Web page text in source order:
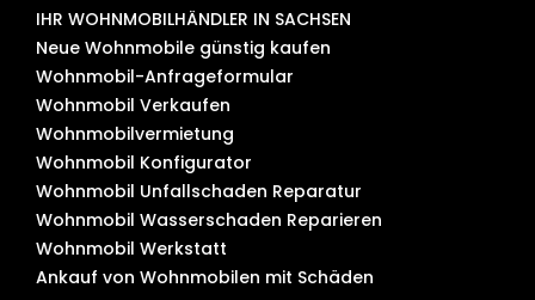
IHR WOHNMOBILHÄNDLER IN SACHSEN
Neue Wohnmobile günstig kaufen
Wohnmobil-Anfrageformular
Wohnmobil Verkaufen
Wohnmobilvermietung
Wohnmobil Konfigurator
Wohnmobil Unfallschaden Reparatur
Wohnmobil Wasserschaden Reparieren
Wohnmobil Werkstatt
Ankauf von Wohnmobilen mit Schäden